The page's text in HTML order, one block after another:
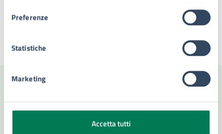
Preferenze
Statistiche
Marketing
Accetta tutti
Ultimo aggiornamento: